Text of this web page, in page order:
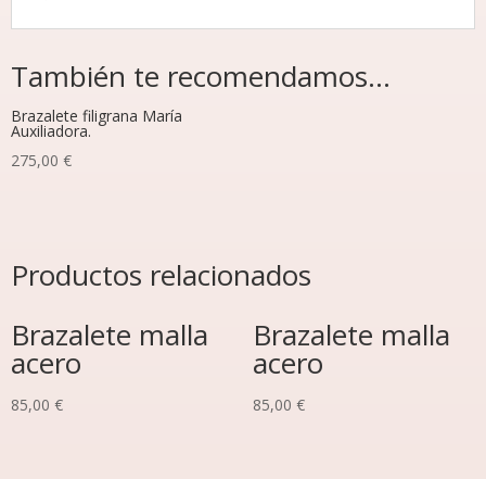
También te recomendamos…
Brazalete filigrana María
Auxiliadora.
275,00 €
Productos relacionados
Brazalete malla
acero
85,00 €
Brazalete malla
acero
85,00 €